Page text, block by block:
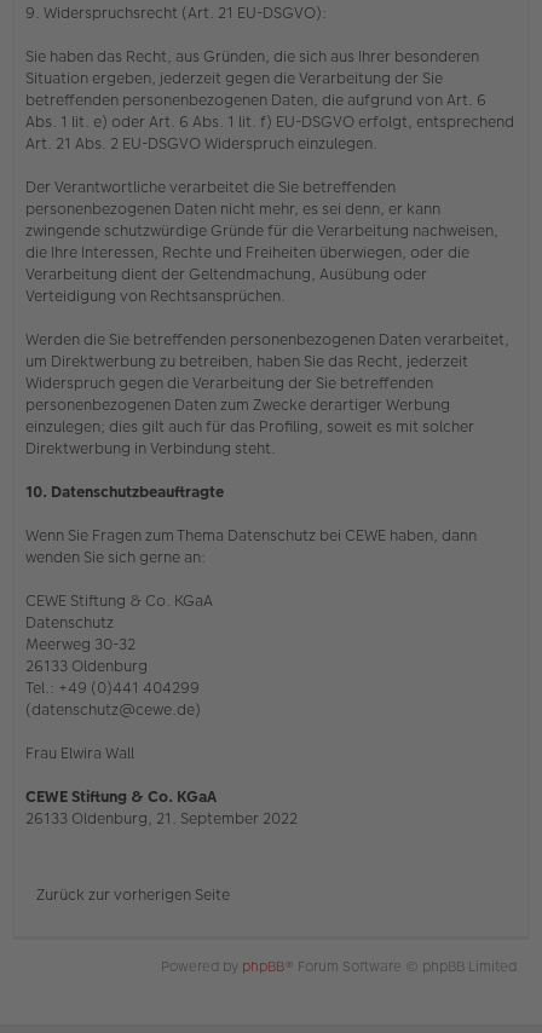
9. Widerspruchsrecht (Art. 21 EU-DSGVO):
Sie haben das Recht, aus Gründen, die sich aus Ihrer besonderen
Situation ergeben, jederzeit gegen die Verarbeitung der Sie
betreffenden personenbezogenen Daten, die aufgrund von Art. 6
Abs. 1 lit. e) oder Art. 6 Abs. 1 lit. f) EU-DSGVO erfolgt, entsprechend
Art. 21 Abs. 2 EU-DSGVO Widerspruch einzulegen.
Der Verantwortliche verarbeitet die Sie betreffenden
personenbezogenen Daten nicht mehr, es sei denn, er kann
zwingende schutzwürdige Gründe für die Verarbeitung nachweisen,
die Ihre Interessen, Rechte und Freiheiten überwiegen, oder die
Verarbeitung dient der Geltendmachung, Ausübung oder
Verteidigung von Rechtsansprüchen.
Werden die Sie betreffenden personenbezogenen Daten verarbeitet,
um Direktwerbung zu betreiben, haben Sie das Recht, jederzeit
Widerspruch gegen die Verarbeitung der Sie betreffenden
personenbezogenen Daten zum Zwecke derartiger Werbung
einzulegen; dies gilt auch für das Profiling, soweit es mit solcher
Direktwerbung in Verbindung steht.
10. Datenschutzbeauftragte
Wenn Sie Fragen zum Thema Datenschutz bei CEWE haben, dann
wenden Sie sich gerne an:
CEWE Stiftung & Co. KGaA
Datenschutz
Meerweg 30-32
26133 Oldenburg
Tel.: +49 (0)441 404299
(datenschutz@cewe.de)
Frau Elwira Wall
CEWE Stiftung & Co. KGaA
26133 Oldenburg, 21. September 2022
Zurück zur vorherigen Seite
Powered by phpBB® Forum Software © phpBB Limited